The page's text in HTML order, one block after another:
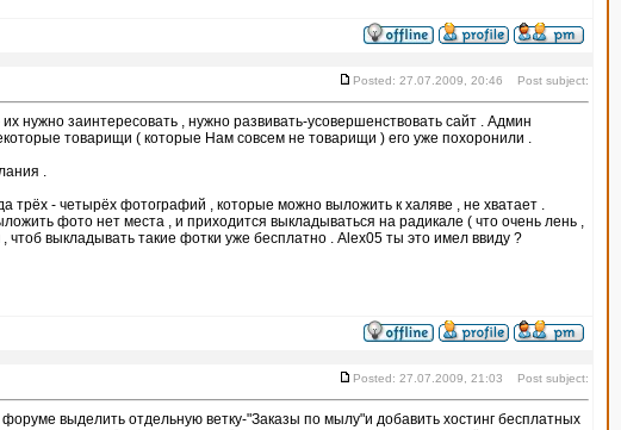
Posted: 27.07.2009, 20:46 Post subject:
нужно заинтересовать , нужно развивать-усовершенствовать сайт . Админ
товарищи ( которые Нам совсем не товарищи ) его уже похоронили .
.
трёх - четырёх фотографий , которые можно выложить к халяве , не хватает .
фото нет места , и приходится выкладываться на радикале ( что очень лень ,
выкладывать такие фотки уже бесплатно . Alex05 ты это имел ввиду ?
Posted: 27.07.2009, 21:03 Post subject:
выделить отдельную ветку-"Заказы по мылу"и добавить хостинг бесплатных